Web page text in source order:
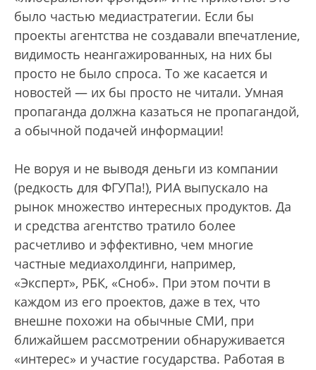
было частью медиастратегии. Если бы
проекты агентства не создавали впечатление,
видимость неангажированных, на них бы
просто не было спроса. То же касается и
новостей — их бы просто не читали. Умная
пропаганда должна казаться не пропагандой,
а обычной подачей информации!
Не воруя и не выводя деньги из компании
(редкость для ФГУПа!), РИА выпускало на
рынок множество интересных продуктов. Да
и средства агентство тратило более
расчетливо и эффективно, чем многие
частные медиахолдинги, например,
«Эксперт», РБК, «Сноб». При этом почти в
каждом из его проектов, даже в тех, что
внешне похожи на обычные СМИ, при
ближайшем рассмотрении обнаруживается
«интерес» и участие государства. Работая в